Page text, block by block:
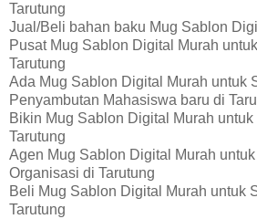
Tarutung
Jual/Beli bahan baku Mug Sablon
Pusat Mug Sablon Digital Murah
Tarutung
Ada Mug Sablon Digital Murah untuk
Penyambutan Mahasiswa baru di
Bikin Mug Sablon Digital Murah
Tarutung
Agen Mug Sablon Digital Murah
Organisasi di Tarutung
Beli Mug Sablon Digital Murah untuk
Tarutung